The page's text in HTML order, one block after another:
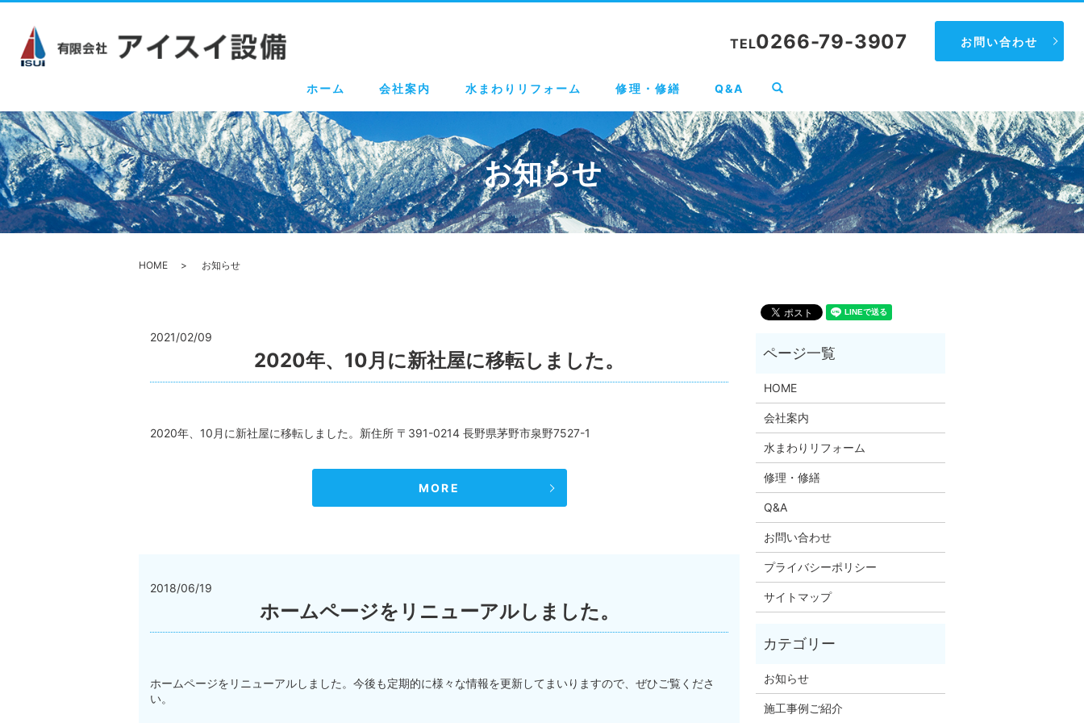
ホーム 会社案内 水まわりリフォーム 修理・修繕 Q&A search
TEL0266-79-3907 お問い合わせ
お知らせ
HOME お知らせ
2021/02/09
2020年、10月に新社屋に移転しました。
2020年、10月に新社屋に移転しました。新住所 〒391-0214 長野県茅野市泉野7527-1
MORE
2018/06/19
ホームページをリニューアルしました。
ホームページをリニューアルしました。今後も定期的に様々な情報を更新してまいりますので、ぜひご覧くださ
い。
HOME
会社案内
水まわりリフォーム
修理・修繕
Q&A
お問い合わせ
プライバシーポリシー
サイトマップ
お知らせ
施工事例ご紹介